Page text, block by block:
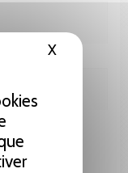
XMasquer